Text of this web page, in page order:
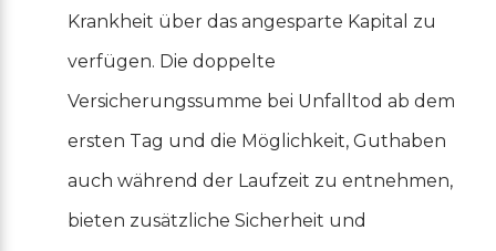
Krankheit über das angesparte Kapital zu
verfügen. Die doppelte
Versicherungssumme bei Unfalltod ab dem
ersten Tag und die Möglichkeit, Guthaben
auch während der Laufzeit zu entnehmen,
bieten zusätzliche Sicherheit und